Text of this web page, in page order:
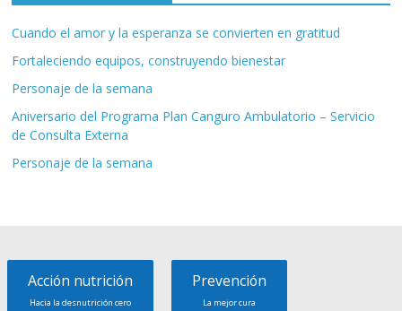
Cuando el amor y la esperanza se convierten en gratitud
Fortaleciendo equipos, construyendo bienestar
Personaje de la semana
Aniversario del Programa Plan Canguro Ambulatorio – Servicio
de Consulta Externa
Personaje de la semana
Acción nutrición
Hacia la desnutrición cero
Prevención
La mejor cura